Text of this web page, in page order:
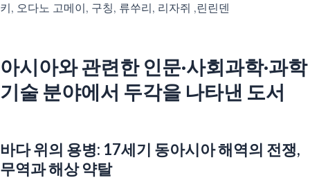
키, 오다노 고메이, 구칭, 류쑤리, 리자쥐 ,린린덴
아시아와 관련한 인문·사회과학·과학
기술 분야에서 두각을 나타낸 도서
바다 위의 용병: 17세기 동아시아 해역의 전쟁,
무역과 해상 약탈